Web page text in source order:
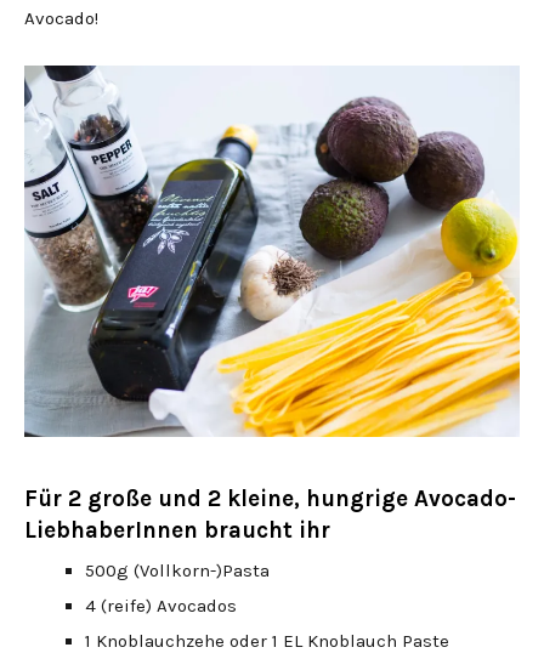
Avocado!
Für 2 große und 2 kleine, hungrige Avocado-
LiebhaberInnen braucht ihr
500g (Vollkorn-)Pasta
4 (reife) Avocados
1 Knoblauchzehe oder 1 EL Knoblauch Paste